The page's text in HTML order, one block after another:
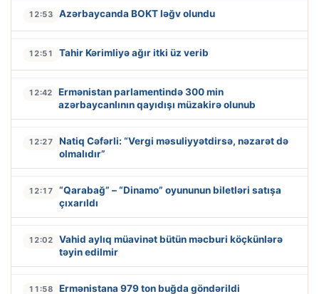
12:53 Azərbaycanda BOKT ləğv olundu
12:51 Tahir Kərimliyə ağır itki üz verib
12:42
Ermənistan parlamentində 300 min
azərbaycanlının qayıdışı müzakirə olunub
12:27
Natiq Cəfərli: “Vergi məsuliyyətdirsə, nəzarət də
olmalıdır”
12:17
“Qarabağ” – “Dinamo” oyununun biletləri satışa
çıxarıldı
12:02
Vahid aylıq müavinət bütün məcburi köçkünlərə
təyin edilmir
11:58 Ermənistana 979 ton buğda göndərildi